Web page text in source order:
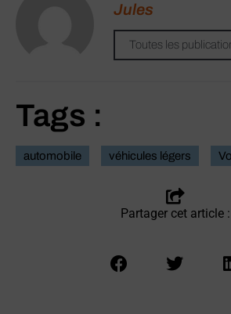
Jules
Toutes les
Tags :
automobile véhicules légers
Partager cet article :